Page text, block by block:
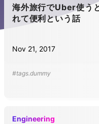
海外旅行でUber使う
れて便利という話
Nov 21, 2017
#tags.dummy
Engineering